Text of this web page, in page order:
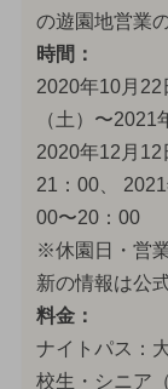
の遊園地営業の
時間：
2020年10月22
（土）〜
2020年12月
21：00、
00〜20：00
※休園日・営
新の情報は公
料金：
ナイトパス：
校生・シニア